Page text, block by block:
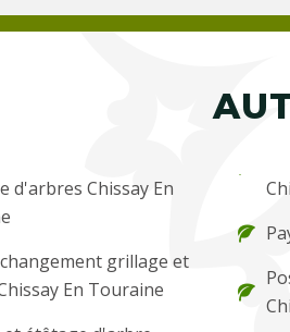
d'arbres Chissay En
grillage et
En Touraine